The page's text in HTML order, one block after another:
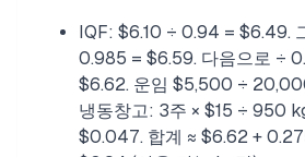
IQF: $6.10 ÷ 0.94 = $6.49.
0.985 = $6.59. 다음으로 ÷
$6.62. 운임 $5,500 ÷
냉동창고: 3주 × $15 ÷ 950
$0.047. 합계 ≈ $6.62 +